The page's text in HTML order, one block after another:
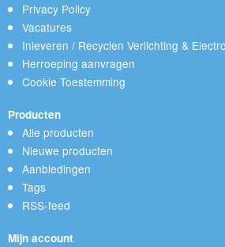
Privacy Policy
Vacatures
Inleveren / Recyclen Verlichting &
Herroeping aanvragen
Cookie Toestemming
Producten
Alle producten
Nieuwe producten
Aanbiedingen
Tags
RSS-feed
Mijn account